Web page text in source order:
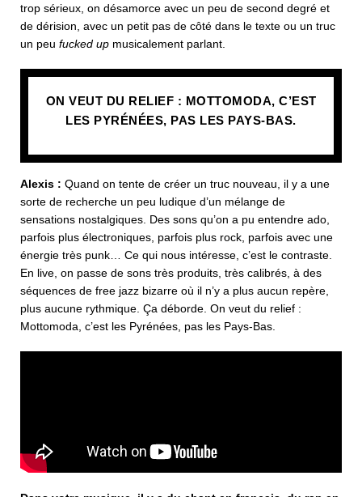
trop sérieux, on désamorce avec un peu de second degré et
de dérision, avec un petit pas de côté dans le texte ou un truc
un peu fucked up musicalement parlant.
ON VEUT DU RELIEF : MOTTOMODA, C’EST
LES PYRÉNÉES, PAS LES PAYS-BAS.
Alexis : Quand on tente de créer un truc nouveau, il y a une
sorte de recherche un peu ludique d’un mélange de
sensations nostalgiques. Des sons qu’on a pu entendre ado,
parfois plus électroniques, parfois plus rock, parfois avec une
énergie très punk… Ce qui nous intéresse, c’est le contraste.
En live, on passe de sons très produits, très calibrés, à des
séquences de free jazz bizarre où il n’y a plus aucun repère,
plus aucune rythmique. Ça déborde. On veut du relief :
Mottomoda, c’est les Pyrénées, pas les Pays-Bas.